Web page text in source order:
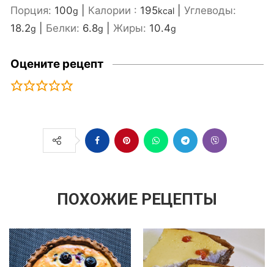
Порция: 100g Калории : 195kcal
Углеводы:
18.2g Белки: 6.8g Жиры: 10.4g
Оцените рецепт
ПОХОЖИЕ РЕЦЕПТЫ